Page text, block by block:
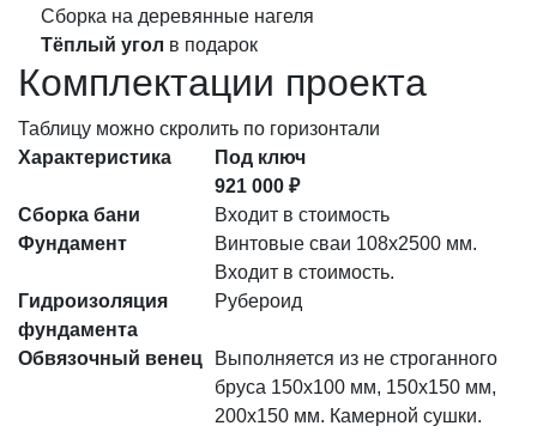
Сборка на деревянные нагеля
Тёплый угол в подарок
Комплектации проекта
Таблицу можно скролить по горизонтали
Характеристика
Под ключ
921 000 ₽
Сборка бани
Входит в стоимость
Фундамент
Винтовые сваи 108х2500 мм.
Входит в стоимость.
Гидроизоляция
фундамента
Рубероид
Обвязочный венец
Выполняется из не строганного
бруса 150х100 мм, 150х150 мм,
200х150 мм. Камерной сушки.